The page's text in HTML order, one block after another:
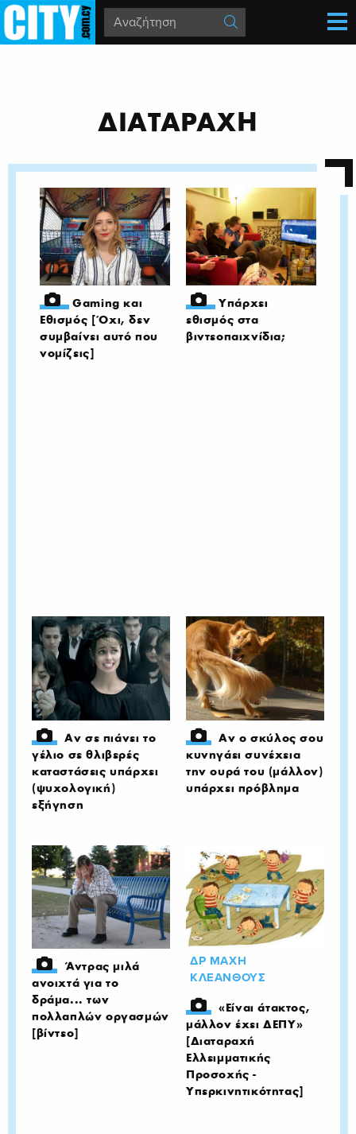
ΔΙΑΤΑΡΑΧΗ
Gaming και
Εθισμός [Όχι, δεν
συμβαίνει αυτό που
νομίζεις]
Υπάρχει
εθισμός στα
βιντεοπαιχνίδια;
Αν σε πιάνει το
γέλιο σε θλιβερές
καταστάσεις υπάρχει
(ψυχολογική)
εξήγηση
Αν ο σκύλος σου
κυνηγάει συνέχεια
την ουρά του (μάλλον)
υπάρχει πρόβλημα
Άντρας μιλά
ανοιχτά για το
δράμα... των
πολλαπλών οργασμών
[βίντεο]
ΔΡ ΜΑΧΗ
ΚΛΕΑΝΘΟΥΣ
«Είναι άτακτος,
μάλλον έχει ΔΕΠΥ»
[Διαταραχή
Ελλειμματικής
Προσοχής -
Υπερκινητικότητας]